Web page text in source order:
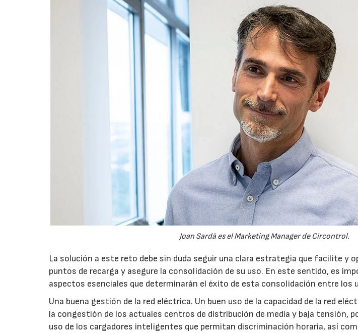
Joan Sardà es el Marketing Manager de Circontrol.
La solución a este reto debe sin duda seguir una clara estrategia que facilite y
puntos de recarga y asegure la consolidación de su uso. En este sentido, es
aspectos esenciales que determinarán el éxito de esta consolidación entre los
Una buena gestión de la red eléctrica. Un buen uso de la capacidad de la red
la congestión de los actuales centros de distribución de media y baja tensión,
uso de los cargadores inteligentes que permitan discriminación horaria, así